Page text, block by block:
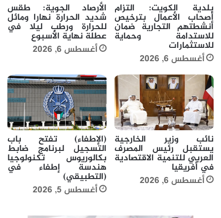
بلدية الكويت: التزام
أصحاب الأعمال بترخيص
أنشطتهم التجارية ضمان
للاستدامة وحماية
للاستثمارات
أغسطس 6, 2026
الأرصاد الجوية: طقس
شديد الحرارة نهارا ومائل
للحرارة ورطب ليلا في
عطلة نهاية الأسبوع
أغسطس 6, 2026
نائب وزير الخارجية
يستقبل رئيس المصرف
العربي للتنمية الاقتصادية
في أفريقيا
أغسطس 6, 2026
(الإطفاء) تفتح باب
التسجيل لبرنامج ضابط
بكالوريوس تكنولوجيا
هندسة إطفاء في
(التطبيقي)
أغسطس 5, 2026